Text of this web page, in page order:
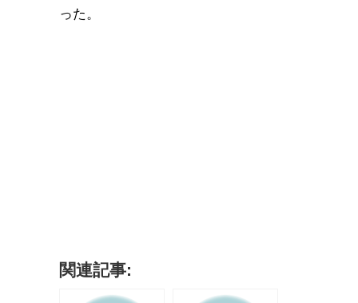
った。
関連記事: